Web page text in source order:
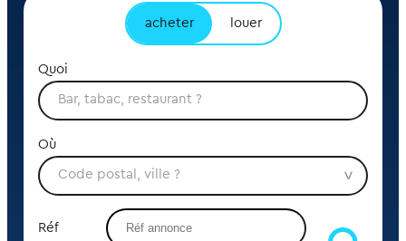
acheter louer
Quoi
Où
Réf